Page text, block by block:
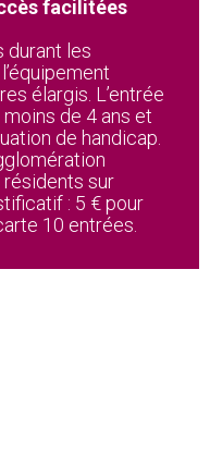
facilitées
durant les
élargis. L’entrée
de 4 ans et
de handicap.
sur
: 5 € pour
10 entrées.